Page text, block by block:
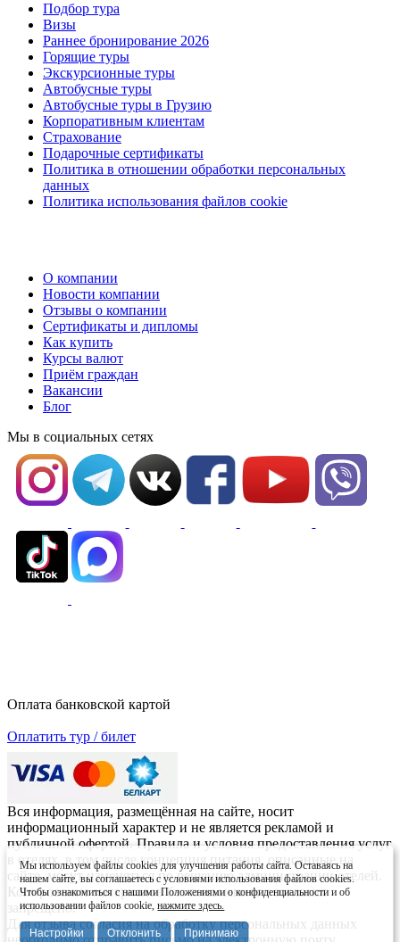
Мы используем файлы cookies для улучшения работы сайта. Оставаясь на
нашем сайте, вы соглашаетесь с условиями использования файлов cookies.
Чтобы ознакомиться с нашими Положениями о конфиденциальности и об
использовании файлов cookie,нажмите здесь.
Настройки Отклонить Принимаю
Подбор тура
Визы
Раннее бронирование 2026
Горящие туры
Экскурсионные туры
Автобусные туры
Автобусные туры в Грузию
Корпоративным клиентам
Страхование
Подарочные сертификаты
Политика в отношении обработки персональных
данных
Политика использования файлов cookie
О компании
Новости компании
Отзывы о компании
Сертификаты и дипломы
Как купить
Курсы валют
Приём граждан
Вакансии
Блог
Мы в социальных сетях
Оплата банковской картой
Оплатить тур / билет
Вся информация, размещённая на сайте, носит
информационный характер и не является рекламой и
публичной офертой. Правила и условия предоставления услуг
в отелях, в том числе концепция питания, описанные на
сайте, могут изменяться по решению администрации отелей.
Копирование материалов без письменного согласия
запрещено.
Для отзыва согласия на обработку персональных данных